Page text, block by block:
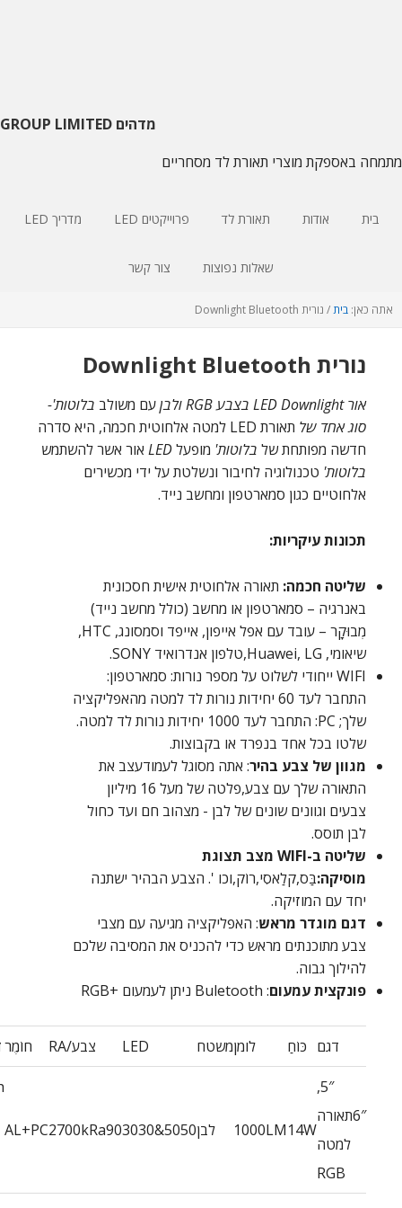
מדהים GROUP LIMITED
מתמחה באספקת מוצרי תאורת לד מסחריים
בית אודות תאורת לד פרוייקטים LED מדריך LED
שאלות נפוצות צור קשר
אתה כאן: בית/ נורית Downlight Bluetooth
נורית Downlight Bluetooth
אור LED Downlight בצבע RGB ולבן עם משולב בלוטות'-
סוג אחד של תאורת LED למטה אלחוטית חכמה,
היא סדרה
חדשה מפותחת של בלוטות' מופעלLED אור אשר להשתמש
בלוטות' טכנולוגיה לחיבור ונשלטת על ידי מכשירים
אלחוטיים כגון סמארטפון ומחשב נייד.
תכונות עיקריות:
שליטה חכמה: תאורה אלחוטית אישית חסכונית
באנרגיה – סמארטפון או מחשב (כולל מחשב נייד)
מְבוּקָר – עובד עם אפל אייפון, אייפד וסמסונג, HTC,
שיאומי, Huawei, LG,טלפון אנדרואיד SONY.
WIFI ייחודי לשלוט על מספר נורות: סמארטפון:
התחבר לעד 60 יחידות נורות לד למטה מהאפליקציה
שלך; PC: התחבר לעד 1000 יחידות נורות לד למטה.
שלטו בכל אחד בנפרד או בקבוצות.
מגוון של צבע בהיר: אתה מסוגל לעמודעצב את
התאורה שלך עם צבע,פלטה של ​​מעל 16 מיליון
צבעים וגוונים שונים של לבן - מצהוב חם ועד כחול
לבן תוסס.
שליטה ב-WIFI מצב תצוגת
מוסיקה:בַּס,קלַאסִי,רוֹק,וכו '. הצבע הבהיר ישתנה
יחד עם המוזיקה.
דגם מוגדר מראש: האפליקציה מגיעה עם מצבי
צבע מתוכנתים מראש כדי להכניס את המסיבה שלכם
להילוך גבוה.
פונקצית עמעום: Buletooth ניתן לעמעום +RGB
דגם כּוֹחַ לומןמשטח LED צבע/RA חוֹמֶר
5″,
6″תאורה
למטה
RGB
14W
1000LM לבן5050&3030
2700kRa90
AL+PC